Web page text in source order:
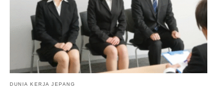
DUNIA KERJA JEPANG